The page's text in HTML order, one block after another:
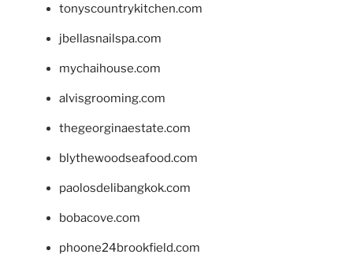
tonyscountrykitchen.com
jbellasnailspa.com
mychaihouse.com
alvisgrooming.com
thegeorginaestate.com
blythewoodseafood.com
paolosdelibangkok.com
bobacove.com
phoone24brookfield.com